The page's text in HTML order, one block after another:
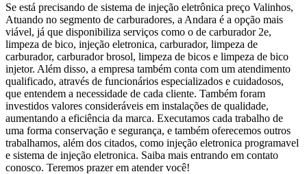
Se está precisando de sistema de injeção eletrônica preço Valinhos,
Atuando no segmento de carburadores, a Andara é a opção mais
viável, já que disponibiliza serviços como o de carburador 2e,
limpeza de bico, injeção eletronica, carburador, limpeza de
carburador, carburador brosol, limpeza de bicos e limpeza de bico
injetor. Além disso, a empresa também conta com um atendimento
qualificado, através de funcionários especializados e cuidadosos,
que entendem a necessidade de cada cliente. Também foram
investidos valores consideráveis em instalações de qualidade,
aumentando a eficiência da marca. Executamos cada trabalho de
uma forma conservação e segurança, e também oferecemos outros
trabalhamos, além dos citados, como injeção eletronica programavel
e sistema de injeção eletronica. Saiba mais entrando em contato
conosco. Teremos prazer em atender você!